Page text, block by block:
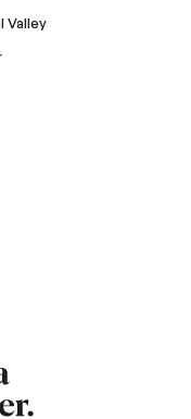
Valley